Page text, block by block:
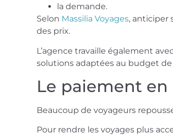
la demande.
Selon Massilia Voyages, anticiper
des prix.
L’agence travaille également
solutions adaptées au budget
Le paiement
Beaucoup de voyageurs
Pour rendre les voyages plus